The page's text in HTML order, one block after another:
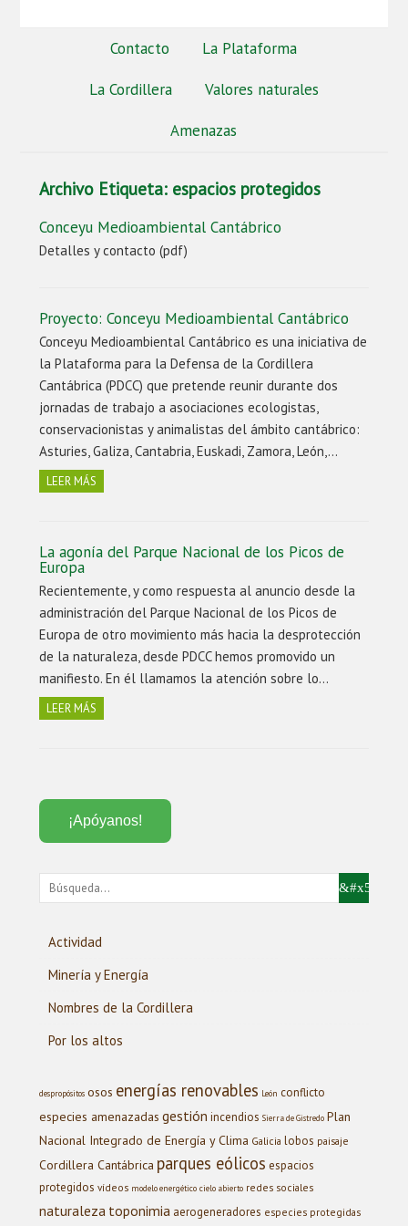
Contacto La Plataforma
La Cordillera Valores naturales
Amenazas
Archivo Etiqueta: espacios protegidos
Conceyu Medioambiental Cantábrico
Detalles y contacto (pdf)
Proyecto: Conceyu Medioambiental Cantábrico
Conceyu Medioambiental Cantábrico es una iniciativa de
la Plataforma para la Defensa de la Cordillera
Cantábrica (PDCC) que pretende reunir durante dos
jornadas de trabajo a asociaciones ecologistas,
conservacionistas y animalistas del ámbito cantábrico:
Asturies, Galiza, Cantabria, Euskadi, Zamora, León,…
LEER MÁS
La agonía del Parque Nacional de los Picos de
Europa
Recientemente, y como respuesta al anuncio desde la
administración del Parque Nacional de los Picos de
Europa de otro movimiento más hacia la desprotección
de la naturaleza, desde PDCC hemos promovido un
manifiesto. En él llamamos la atención sobre lo…
LEER MÁS
¡Apóyanos!
Actividad
Minería y Energía
Nombres de la Cordillera
Por los altos
despropósitos osos energías renovables León conflicto
especies amenazadas gestión incendios Sierra de Gistredo Plan
Nacional Integrado de Energía y Clima Galicia lobos paisaje
Cordillera Cantábrica parques eólicos espacios
protegidos vídeos modelo energético cielo abierto redes sociales
naturaleza toponimia aerogeneradores especies protegidas